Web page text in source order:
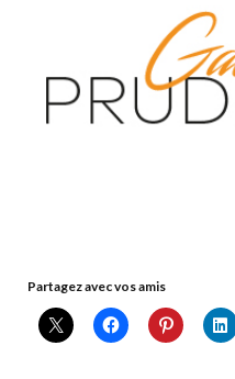
Partagez avec vos amis